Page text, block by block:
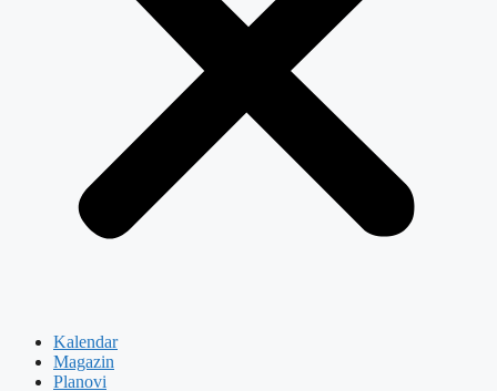
Kalendar
Magazin
Planovi